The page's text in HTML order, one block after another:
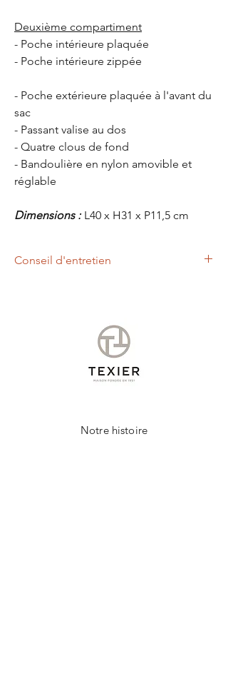
Deuxième compartiment
- Poche intérieure plaquée
- Poche intérieure zippée
- Poche extérieure plaquée à l'avant du
sac
- Passant valise au dos
- Quatre clous de fond
- Bandoulière en nylon amovible et
réglable
Dimensions :L40 x H31 x P11,5 cm
Conseil d'entretien
Notre histoire